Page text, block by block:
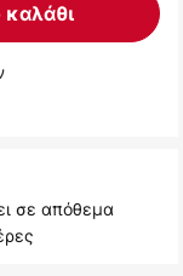
σε απόθεμα